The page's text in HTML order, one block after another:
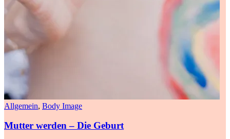
Allgemein, Body Image
Mutter werden – Die Geburt